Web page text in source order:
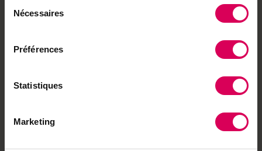
Nécessaires
Préférences
Statistiques
Marketing
S
ur un alpage ou dans un chalet isolé, l’eau des
sources est souvent trouble, chargée en
RWB Groupe à Porrentruy, change la donne. Sans
électricité ni produits chimiques, il purifie l’eau en
première filtration sur gravier suivie de deux
limpide, stable et potable, avec un entretien réduit
à quelques nettoyages par an. Un système idéal